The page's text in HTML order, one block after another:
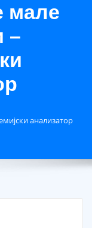
мале
–
анализатор